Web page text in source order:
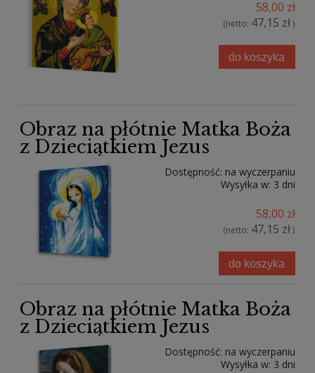
58,00 zł
(netto: 47,15 zł)
do koszyka
Obraz na płótnie Matka Boża
z Dzieciątkiem Jezus
Dostępność: na wyczerpaniu
Wysyłka w: 3 dni
58,00 zł
(netto: 47,15 zł)
do koszyka
Obraz na płótnie Matka Boża
z Dzieciątkiem Jezus
Dostępność: na wyczerpaniu
Wysyłka w: 3 dni